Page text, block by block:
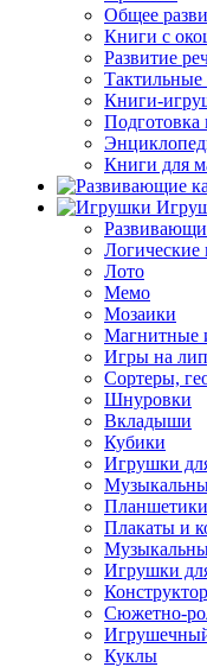
Общее
Книги с
Развитие
Тактильные
Книги-
Подготовка
Книги для
Логические
Лото
Мемо
Мозаики
Магнитные
Игры на
Сортеры,
Шнуровки
Вкладыши
Кубики
Игрушки
Плакаты и
Игрушки
Сюжетно-
Куклы